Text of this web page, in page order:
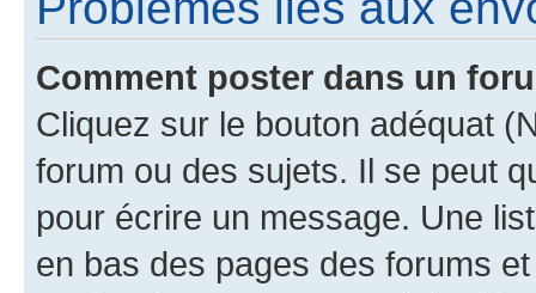
Comment poster dans un
Cliquez sur le bouton adéquat
forum ou des sujets. Il se peut
pour écrire un message. Une
en bas des pages des forums